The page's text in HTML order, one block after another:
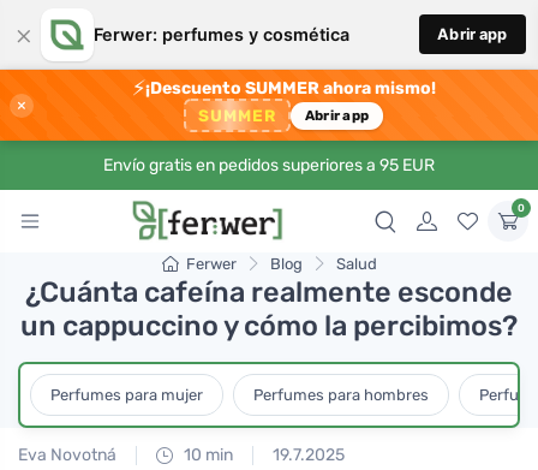
× Ferwer: perfumes y cosmética Abrir app
×
⚡¡Descuento SUMMER ahora mismo!
SUMMER Abrir app
Envío gratis en pedidos superiores a 95 EUR
0
Ferwer Blog Salud
¿Cuánta cafeína realmente esconde
un cappuccino y cómo la percibimos?
Perfumes para mujer Perfumes para hombres
Eva Novotná 10 min 19.7.2025